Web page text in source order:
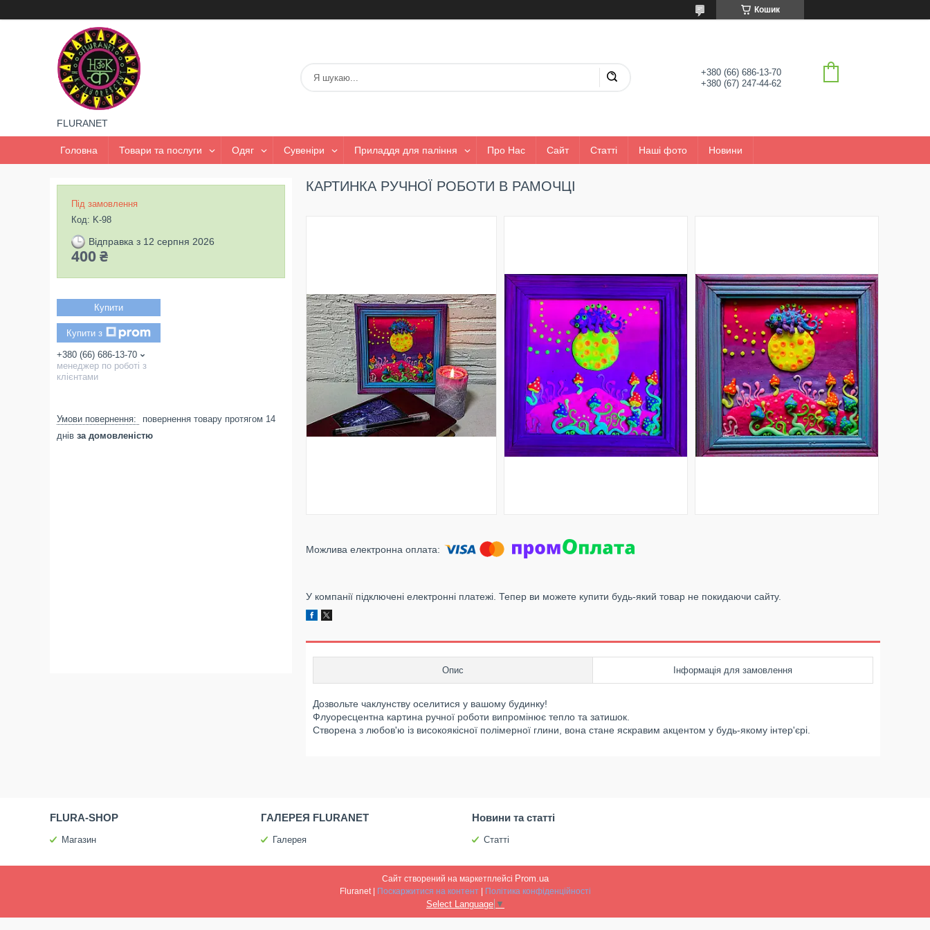
Кошик
FLURANET
+380 (66) 686-13-70
+380 (67) 247-44-62
Головна Товари та послуги Одяг Сувеніри Приладдя для паління Про Нас Сайт Статті Наші фото Новини
КАРТИНКА РУЧНОЇ РОБОТИ В РАМОЧЦІ
У компанії підключені електронні платежі. Тепер ви можете купити будь-який товар не покидаючи сайту.
Опис Інформація для замовлення
Дозвольте чаклунству оселитися у вашому будинку!
Флуоресцентна картина ручної роботи випромінює тепло та затишок.
Створена з любов'ю із високоякісної полімерної глини, вона стане яскравим акцентом у будь-якому інтер'єрі.
Під замовлення
Код: K-98
Відправка з 12 серпня 2026
400 ₴
Купити
Купити з
+380 (66) 686-13-70
менеджер по роботі з
клієнтами
повернення товару протягом 14
днів за домовленістю
FLURA-SHOP
Магазин
ГАЛЕРЕЯ FLURANET
Галерея
Новини та статті
Статті
Сайт створений на маркетплейсі Prom.ua
Поскаржитися на контент Політика конфіденційності
Select Language ▼